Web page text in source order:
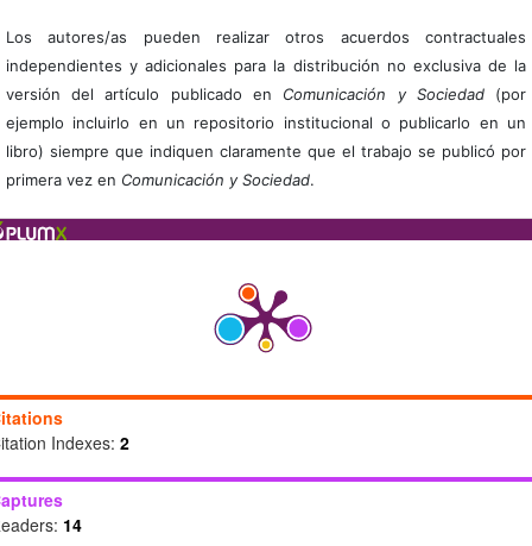
Los autores/as pueden realizar otros acuerdos contractuales
independientes y adicionales para la distribución no exclusiva de la
versión del artículo publicado en Comunicación y Sociedad(por
ejemplo incluirlo en un repositorio institucional o publicarlo en un
libro) siempre que indiquen claramente que el trabajo se publicó por
primera vez en Comunicación y Sociedad.
Indexes: 2
14